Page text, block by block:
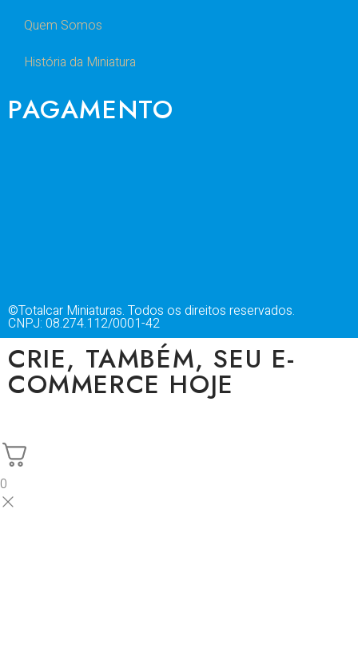
Quem Somos
História da Miniatura
PAGAMENTO
©Totalcar Miniaturas. Todos os direitos reservados.
CNPJ: 08.274.112/0001-42
CRIE, TAMBÉM, SEU E-
COMMERCE HOJE
0